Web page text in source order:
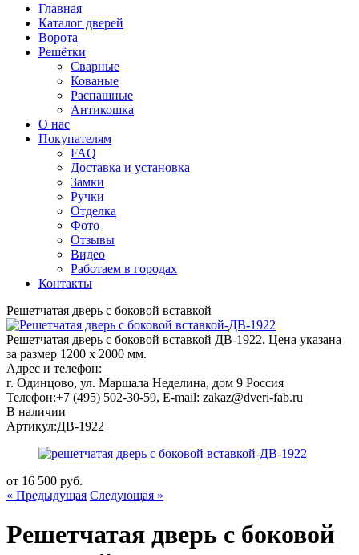
Главная
Каталог дверей
Ворота
Решётки
Сварные
Кованые
Распашные
Антикошка
О нас
Покупателям
FAQ
Доставка и установка
Замки
Ручки
Отделка
Фото
Отзывы
Видео
Работаем в городах
Контакты
Решетчатая дверь с боковой вставкой
Решетчатая дверь с боковой вставкой ДВ-1922. Цена указана
за размер 1200 х 2000 мм.
Адрес и телефон:
г. Одинцово, ул. Маршала Неделина, дом 9 Россия
Телефон:+7 (495) 502-30-59, E-mail: zakaz@dveri-fab.ru
В наличии
Артикул:ДВ-1922
от 16 500 руб.
« Предыдущая Следующая »
Решетчатая дверь с боковой